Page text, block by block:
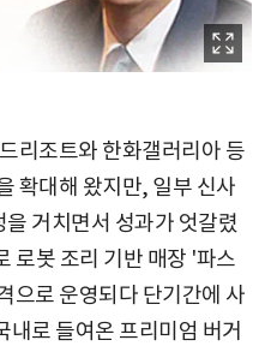
리조트와 한화갤러리아 등
확대해 왔지만, 일부 신사
거치면서 성과가 엇갈렸
로봇 조리 기반 매장 '파스
으로 운영되다 단기간에 사
내로 들여온 프리미엄 버거